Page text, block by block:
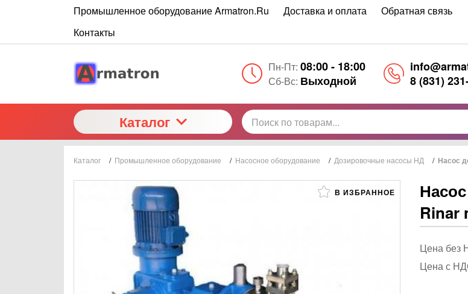
Промышленное оборудование Armatron.Ru Доставка и оплата
Обратная связь
Контакты
Пн-Пт: 08:00 - 18:00
Сб-Вс: Выходной
8 (831)
Каталог
Каталог / Промышленное оборудование / Насосное оборудование / Дозировочные насосы НД / Насос
В ИЗБРАННОЕ
Rinar
Цена без
Цена с